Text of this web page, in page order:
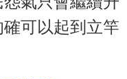
可以起到立竿